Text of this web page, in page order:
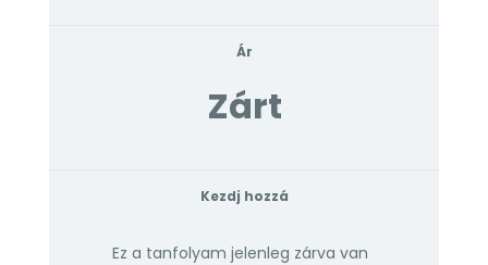
Ár
Zárt
Kezdj hozzá
Ez a tanfolyam jelenleg zárva van